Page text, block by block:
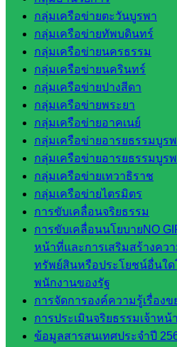
กลุ่มเครือข่ายตะวันบูรพา
กลุ่มเครือข่ายทัพบดินทร์
กลุ่มเครือข่ายนครธรรม
กลุ่มเครือข่ายนครินทร์
กลุ่มเครือข่ายปางสีดา
กลุ่มเครือข่ายพระยา
กลุ่มเครือข่ายอาคเนย์
กลุ่มเครือข่ายอารยธรรมบูร
กลุ่มเครือข่ายอารยธรรมบูร
กลุ่มเครือข่ายเทวาธิราช
กลุ่มเครือข่ายไตรมิตร
การขับเคลื่อนจริยธรรม
การขับเคลื่อนนโยบายNO
หน้าที่และการเสริมสร้างคว
ทรัพย์สินหรือประโยชน์อื่นใด
พนักงานของรัฐ
การจัดการองค์ความรู้เรื่องข
การประเมินจริยธรรมเจ้าหน้
ข้อมูลสารสนเทศประจำปี
เขต 1
โรงเรียน
ในสังกัด
สพป.สระแก้ว
เขต 2
วิทยาลัย
เทคนิค
สระแก้ว
วิทยาลัย
เทคนิค
วังน้ำเย็น
กศน.สระแก้ว
เว็บไซต์
กลุ่มงาน
ใน
สำนักงาน